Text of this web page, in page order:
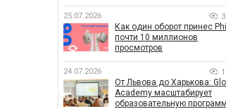
25.07.2026
Как один оборот принес
почти 10 миллионов
просмотров
24.07.2026
От Львова до Харькова:
Academy масштабирует
образовательную